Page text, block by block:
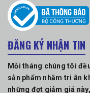
ĐĂNG KÝ NHẬN TIN
Mỗi tháng chúng tôi
sản phẩm nhằm tri ân
những đợt giảm giá